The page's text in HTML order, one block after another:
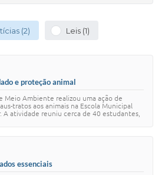
(2) Leis (1)
e proteção animal
Meio Ambiente realizou uma ação de
tratos aos animais na Escola Municipal
A atividade reuniu cerca de 40 estudantes,
essenciais